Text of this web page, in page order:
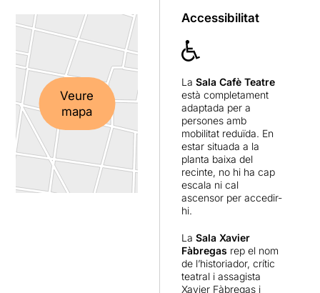
Veure
mapa
Accessibilitat
La Sala Cafè Teatre
està completament
adaptada per a
persones amb
mobilitat reduïda. En
estar situada a la
planta baixa del
recinte, no hi ha cap
escala ni cal
ascensor per accedir-
hi.
La Sala Xavier
Fàbregas rep el nom
de l’historiador, crític
teatral i assagista
Xavier Fàbregas i